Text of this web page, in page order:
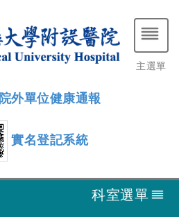
院外單位健康通報
實名登記系統
主選單
科室選單